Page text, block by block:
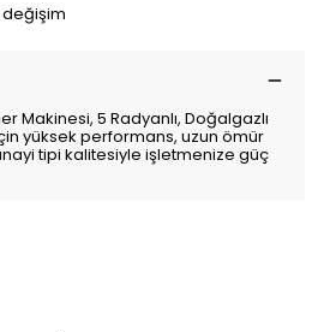
değişim
Makinesi, 5 Radyanlı, Doğalgazlı
yüksek performans, uzun ömür
tipi kalitesiyle işletmenize güç